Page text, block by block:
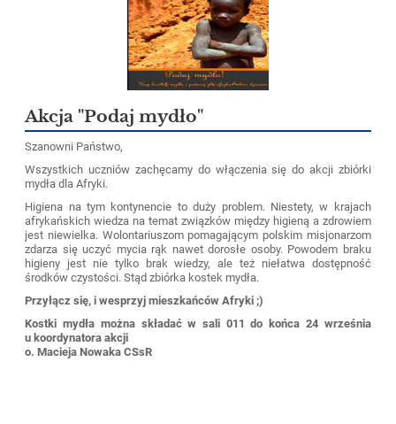
Akcja "Podaj mydło"
Szanowni Państwo,
Wszystkich uczniów zachęcamy do włączenia się do akcji zbiórki
mydła dla Afryki.
Higiena na tym kontynencie to duży problem. Niestety, w krajach
afrykańskich wiedza na temat związków między higieną a zdrowiem
jest niewielka. Wolontariuszom pomagającym polskim misjonarzom
zdarza się uczyć mycia rąk nawet dorosłe osoby. Powodem braku
higieny jest nie tylko brak wiedzy, ale też niełatwa dostępność
środków czystości. Stąd zbiórka kostek mydła.
Przyłącz się, i wesprzyj mieszkańców Afryki ;)
Kostki mydła można składać w sali 011 do końca 24 września
u koordynatora akcji
o. Macieja Nowaka CSsR